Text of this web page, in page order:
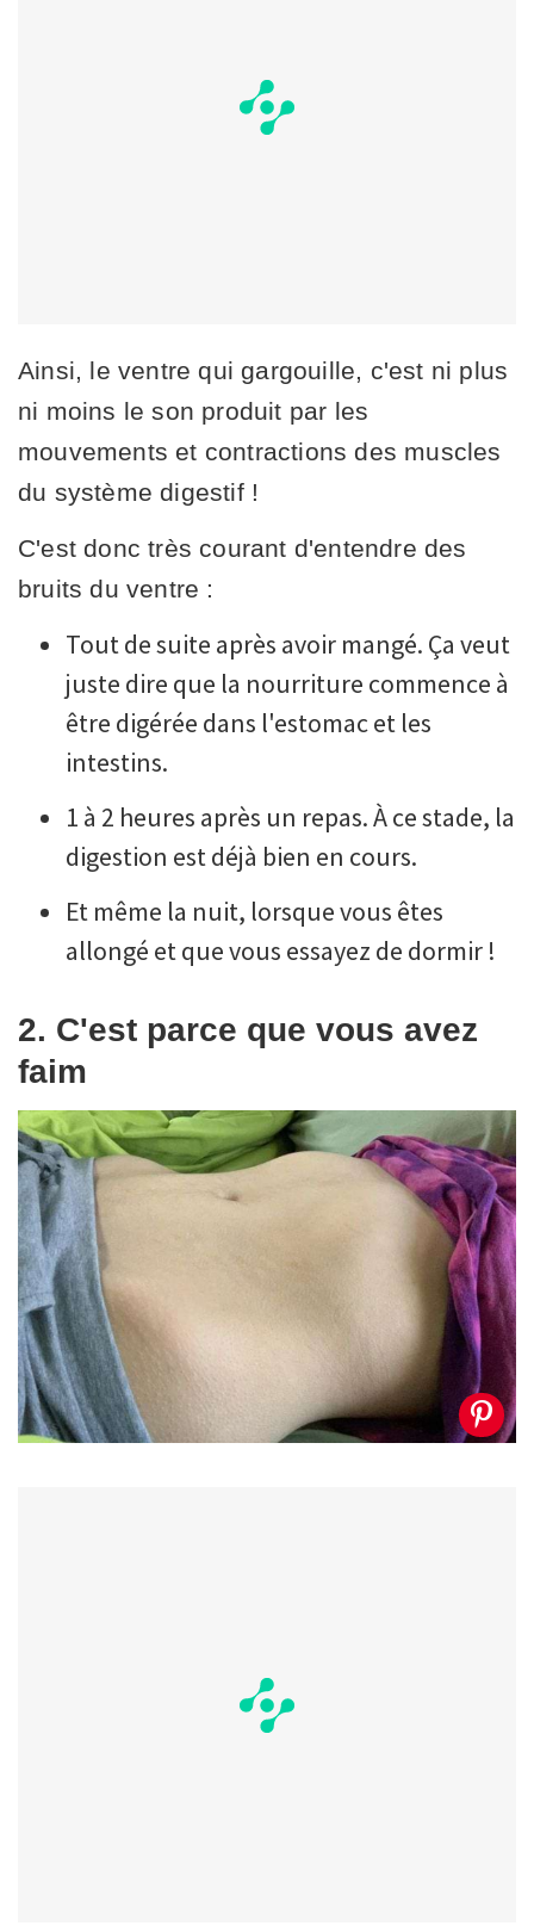
Ainsi, le ventre qui gargouille, c'est ni plus
ni moins le son produit par les
mouvements et contractions des muscles
du système digestif !
C'est donc très courant d'entendre des
bruits du ventre :
Tout de suite après avoir mangé. Ça veut
juste dire que la nourriture commence à
être digérée dans l'estomac et les
intestins.
1 à 2 heures après un repas. À ce stade, la
digestion est déjà bien en cours.
Et même la nuit, lorsque vous êtes
allongé et que vous essayez de dormir !
2. C'est parce que vous avez
faim